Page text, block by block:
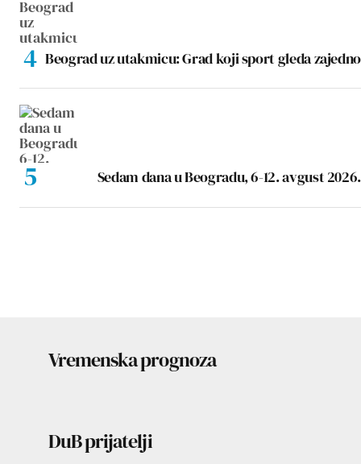
Beograd uz utakmicu: Grad koji sport gleda zajedno
Sedam dana u Beogradu, 6-12. avgust 2026.
Vremenska prognoza
DuB prijatelji